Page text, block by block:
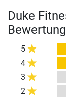
Duke
5
4
3
2